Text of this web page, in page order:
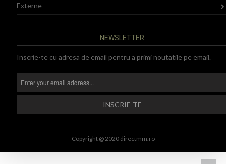
Externe
NEWSLETTER
Inscrie-te cu adresa de email pentru a primi noutatile pe email.
Copyright @ 2020 directmm.ro